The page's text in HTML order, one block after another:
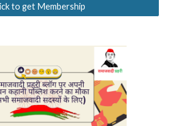
to get Membership